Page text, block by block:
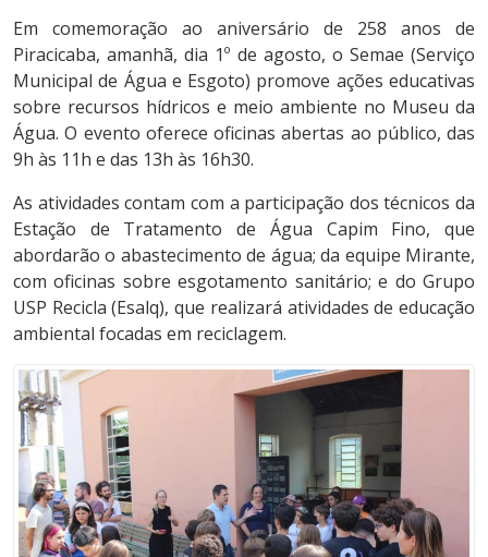
Em comemoração ao aniversário de 258 anos de
Piracicaba, amanhã, dia 1º de agosto, o Semae (Serviço
Municipal de Água e Esgoto) promove ações educativas
sobre recursos hídricos e meio ambiente no Museu da
Água. O evento oferece oficinas abertas ao público, das
9h às 11h e das 13h às 16h30.
As atividades contam com a participação dos técnicos da
Estação de Tratamento de Água Capim Fino, que
abordarão o abastecimento de água; da equipe Mirante,
com oficinas sobre esgotamento sanitário; e do Grupo
USP Recicla (Esalq), que realizará atividades de educação
ambiental focadas em reciclagem.